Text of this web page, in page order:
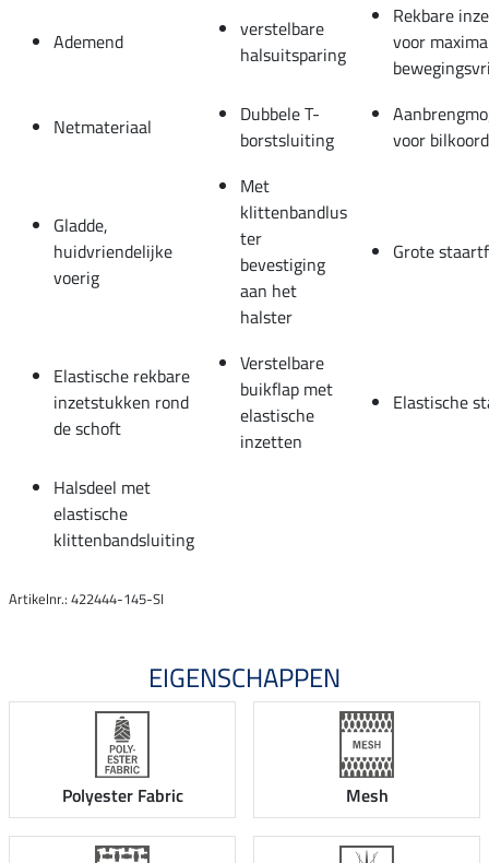
Ademend
verstelbare
halsuitsparing
Rekbare
voor
Netmateriaal
Dubbele T-
borstsluiting
voor
Gladde,
huidvriendelijke
voerig
Met
klittenbandlus
ter
bevestiging
aan het
halster
Grote
Elastische rekbare
inzetstukken rond
de schoft
Verstelbare
buikflap met
elastische
inzetten
Elastische
Halsdeel met
elastische
klittenbandsluiting
Artikelnr.: 422444-145-SI
EIGENSCHAPPEN
Polyester Fabric Mesh